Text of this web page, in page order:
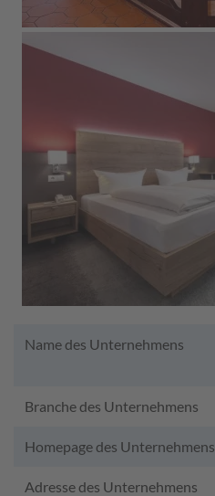
Name des Unternehmens
Branche des Unternehmens
Homepage des Unternehmens
Adresse des Unternehmens